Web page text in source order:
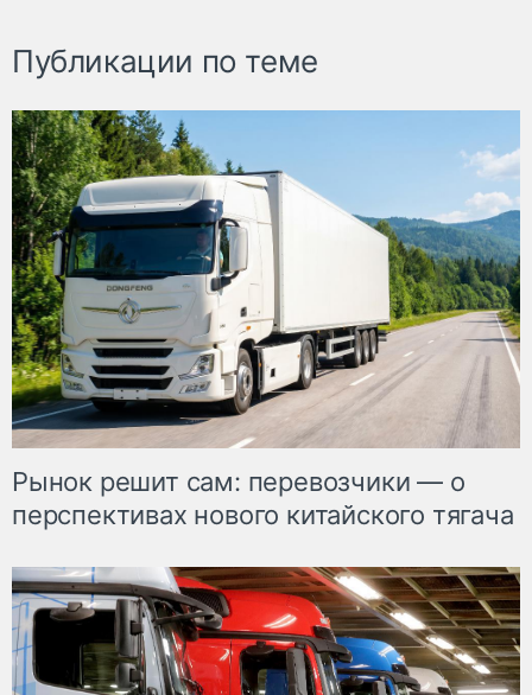
Публикации по теме
Рынок решит сам: перевозчики — о
перспективах нового китайского тягача